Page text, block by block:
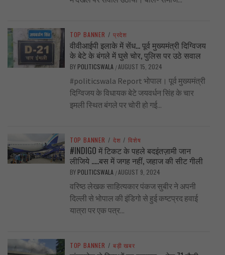
TOP BANNER / प्रदेश
वीवीआईपी इलाके में सेंध… पूर्व मुख्यमंत्री दिग्विजय
के बेटे के बंगले में घुसे चोर, पुलिस पर उठे सवाल
BY POLITICSWALA /AUGUST 15, 2024
#politicswala Report भोपाल। पूर्व मुख्यमंत्री
दिग्विजय के विधायक बेटे जयवर्धन सिंह के चार
इमली स्थित बंगले पर चोरी हो गई...
TOP BANNER / देश / विशेष
#INDIGO में टिकट के पहले बदइंतज़ामी जान
लीजिये …..बस में जगह नहीं, जहाज की सीट गीली
BY POLITICSWALA /AUGUST 9, 2024
वरिष्ठ लेखक साहित्यकार पंकज सुबीर ने अपनी
दिल्ली से भोपाल की इंडिगो से हुई कष्टप्रद हवाई
यात्रा पर एक पत्र...
TOP BANNER / बड़ी खबर